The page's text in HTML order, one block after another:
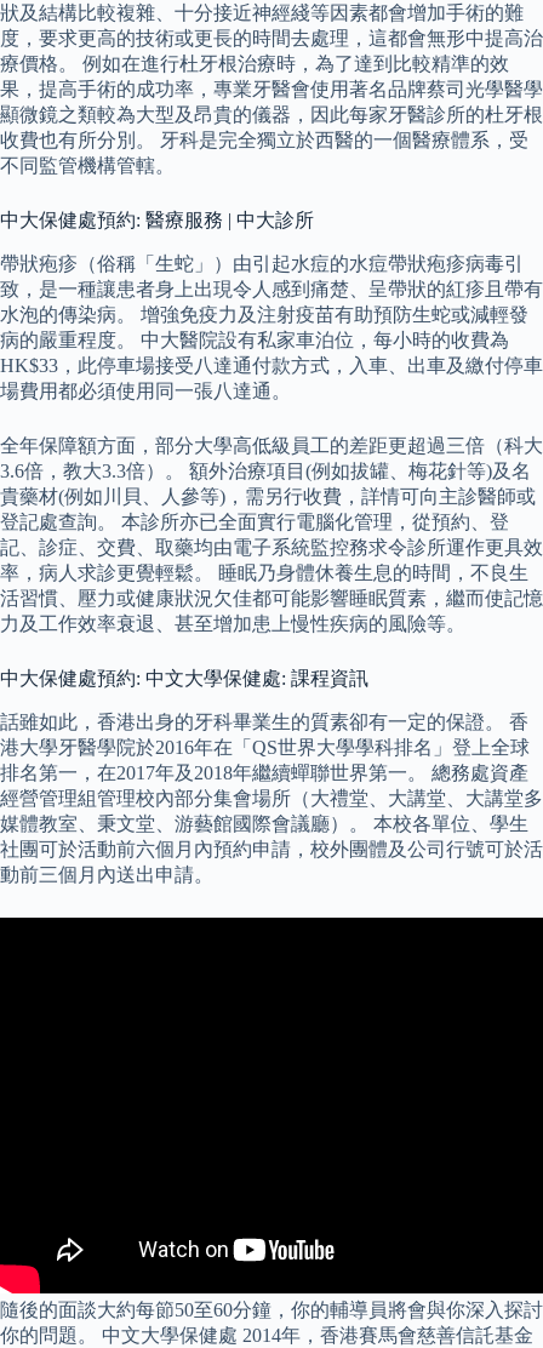
狀及結構比較複雜、十分接近神經綫等因素都會增加手術的難
度，要求更高的技術或更長的時間去處理，這都會無形中提高治
療價格。 例如在進行杜牙根治療時，為了達到比較精準的效
果，提高手術的成功率，專業牙醫會使用著名品牌蔡司光學醫學
顯微鏡之類較為大型及昂貴的儀器，因此每家牙醫診所的杜牙根
收費也有所分別。 牙科是完全獨立於西醫的一個醫療體系，受
不同監管機構管轄。
中大保健處預約: 醫療服務 | 中大診所
帶狀疱疹（俗稱「生蛇」）由引起水痘的水痘帶狀疱疹病毒引
致，是一種讓患者身上出現令人感到痛楚、呈帶狀的紅疹且帶有
水泡的傳染病。 增強免疫力及注射疫苗有助預防生蛇或減輕發
病的嚴重程度。 中大醫院設有私家車泊位，每小時的收費為
HK$33，此停車場接受八達通付款方式，入車、出車及繳付停車
場費用都必須使用同一張八達通。
全年保障額方面，部分大學高低級員工的差距更超過三倍（科大
3.6倍，教大3.3倍）。 額外治療項目(例如拔罐、梅花針等)及名
貴藥材(例如川貝、人參等)，需另行收費，詳情可向主診醫師或
登記處查詢。 本診所亦已全面實行電腦化管理，從預約、登
記、診症、交費、取藥均由電子系統監控務求令診所運作更具效
率，病人求診更覺輕鬆。 睡眠乃身體休養生息的時間，不良生
活習慣、壓力或健康狀況欠佳都可能影響睡眠質素，繼而使記憶
力及工作效率衰退、甚至增加患上慢性疾病的風險等。
中大保健處預約: 中文大學保健處: 課程資訊
話雖如此，香港出身的牙科畢業生的質素卻有一定的保證。 香
港大學牙醫學院於2016年在「QS世界大學學科排名」登上全球
排名第一，在2017年及2018年繼續蟬聯世界第一。 總務處資產
經營管理組管理校內部分集會場所（大禮堂、大講堂、大講堂多
媒體教室、秉文堂、游藝館國際會議廳）。 本校各單位、學生
社團可於活動前六個月內預約申請，校外團體及公司行號可於活
動前三個月內送出申請。
隨後的面談大約每節50至60分鐘，你的輔導員將會與你深入探討
你的問題。 中文大學保健處 2014年，香港賽馬會慈善信託基金